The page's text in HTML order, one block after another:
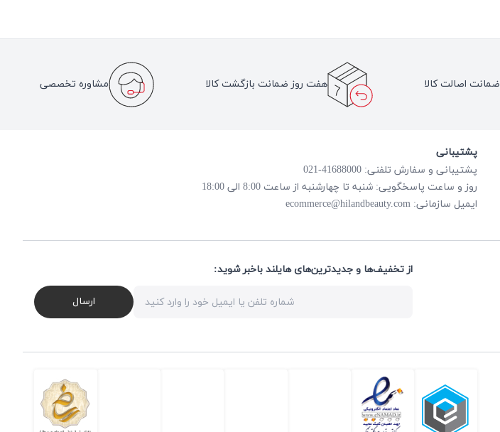
ضمانت اصالت کالا هفت روز ضمانت بازگشت کالا مشاوره تخصصی
پشتیبانی
پشتیبانی و سفارش تلفنی: 41688000-021
روز و ساعت پاسخگویی: شنبه تا چهارشنبه از ساعت 8:00 الی 18:00
ایمیل سازمانی: ecommerce@hilandbeauty.com
از تخفیف‌ها و جدیدترین‌های هایلند باخبر شوید:
ارسال